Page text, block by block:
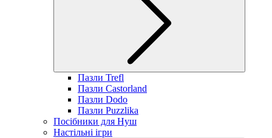
Пазли Trefl
Пазли Castorland
Пазли Dodo
Пазли Puzzlika
Посібники для Нуш
Настільні ігри